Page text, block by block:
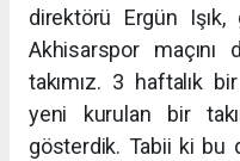
direktörü Ergün Işık,
Akhisarspor maçını
takımız. 3 haftalık
yeni kurulan bir
gösterdik. Tabii ki bu